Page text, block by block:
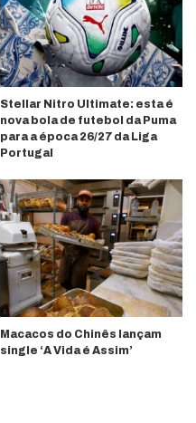
Stellar Nitro Ultimate: esta é
nova bola de futebol da Puma
para a época 26/27 da Liga
Portugal
Macacos do Chinês lançam
single ‘A Vida é Assim’